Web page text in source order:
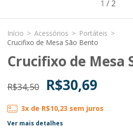
1 / 2
Início > Acessórios > Portáteis >
Crucifixo de Mesa São Bento
Crucifixo de Mesa
R$34,50 R$30,69
3x de R$10,23 sem juros
Ver mais detalhes